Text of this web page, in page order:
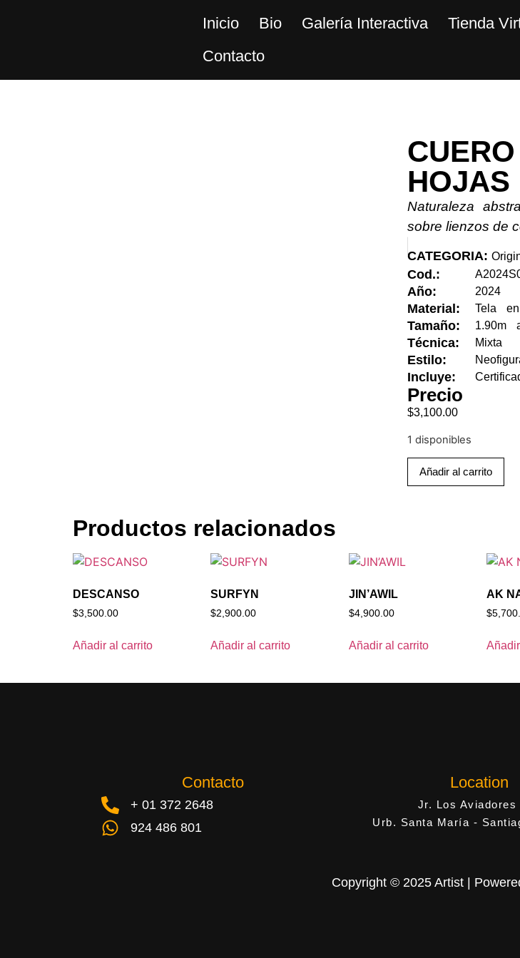
Inicio Bio Galería Interactiva Tienda
Contacto
HOJAS
Naturaleza
sobre lienzos de
CATEGORIA:
Cod.:
Año: 2024
Material: Tela
Tamaño: 1.90m
Técnica: Mixta
Estilo:
Incluye:
Precio
$3,100.00
1 disponibles
Añadir al carrito
Productos relacionados
DESCANSO
$3,500.00
Añadir al carrito
SURFYN
$2,900.00
Añadir al carrito
JIN’AWIL
$4,900.00
Añadir al carrito
AK
$
Contacto
+ 01 372 2648
924 486 801
Location
Jr. Los Aviadores
Urb. Santa María -
Copyright © 2025 Artist |